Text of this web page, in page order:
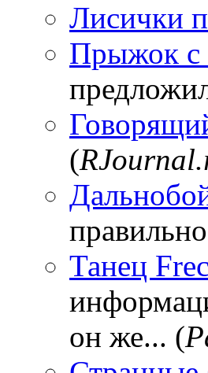
Лисички
Прыжок с
(
Танец
он же... (